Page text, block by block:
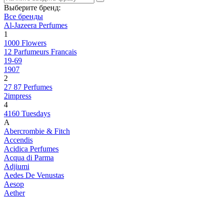
Выберите бренд:
Все бренды
Al-Jazeera Perfumes
1
1000 Flowers
12 Parfumeurs Francais
19-69
1907
2
27 87 Perfumes
2impress
4
4160 Tuesdays
A
Abercrombie & Fitch
Accendis
Acidica Perfumes
Acqua di Parma
Adjiumi
Aedes De Venustas
Aesop
Aether